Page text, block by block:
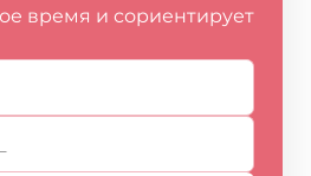
время и сориентирует